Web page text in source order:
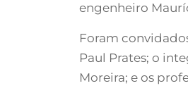
engenheiro
Foram
Paul Prates; o
Moreira; e os